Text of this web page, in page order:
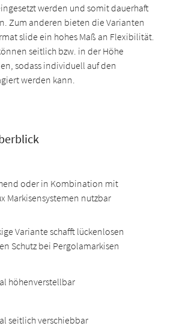
werden und somit dauerhaft
Zum anderen bieten die Varianten
slide ein hohes Maß an Flexibilität.
seitlich bzw. in der Höhe
sodass individuell auf den
werden kann.
oder in Kombination mit
Markisensystemen nutzbar
Variante schafft lückenlosen
Schutz bei Pergolamarkisen
höhenverstellbar
seitlich verschiebbar